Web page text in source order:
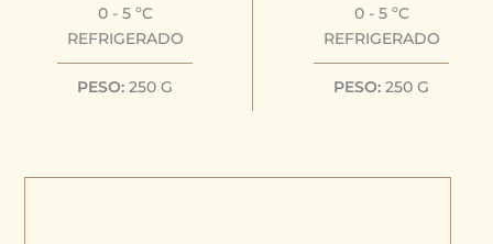
0 - 5 ºC
REFRIGERADO
PESO: 250 G
0 - 5 ºC
REFRIGERADO
PESO: 250 G